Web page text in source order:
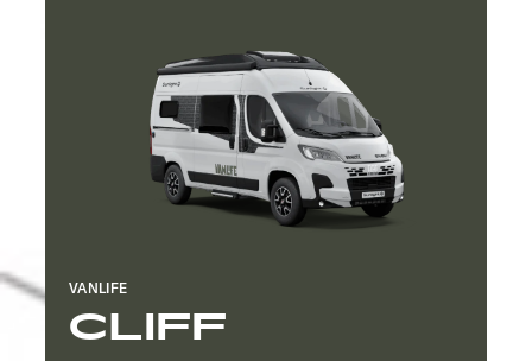
CLIFF
VANLIFE